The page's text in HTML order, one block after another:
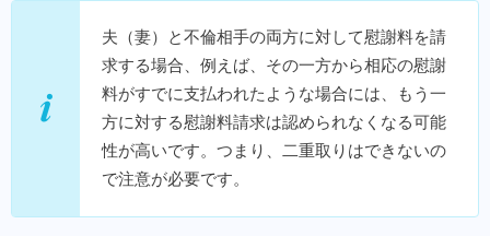
夫（妻）と不倫相手の両方に対して慰謝料を請
求する場合、例えば、 その一方から相応の慰謝
料がすでに支払われたような場合には、もう一
方に対する慰謝料請求は認められなくなる可能
性が高いです。つまり、二重取りはできないの
で注意が必要です。